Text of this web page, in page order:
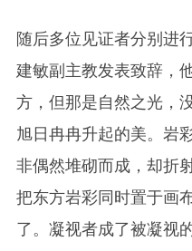
随后多位见证者分别进
建敏副主教发表致辞，
方，但那是自然之光，
旭日冉冉升起的美。岩
非偶然堆砌而成，却折
把东方岩彩同时置于画
了。凝视者成了被凝视